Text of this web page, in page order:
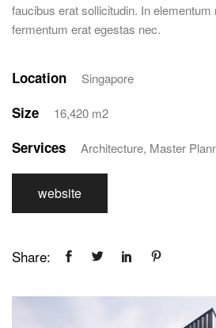
faucibus erat sollicitudin. In
fermentum erat egestas nec.
Location Singapore
Size 16,420 m2
Services Architecture, Master
website
Share: